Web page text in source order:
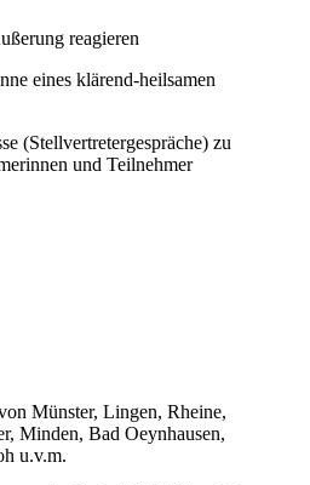
reagieren
eines klärend-heilsamen
(Stellvertretergespräche) zu
und Teilnehmer
Münster, Lingen, Rheine,
Minden, Bad Oeynhausen,
u.v.m.